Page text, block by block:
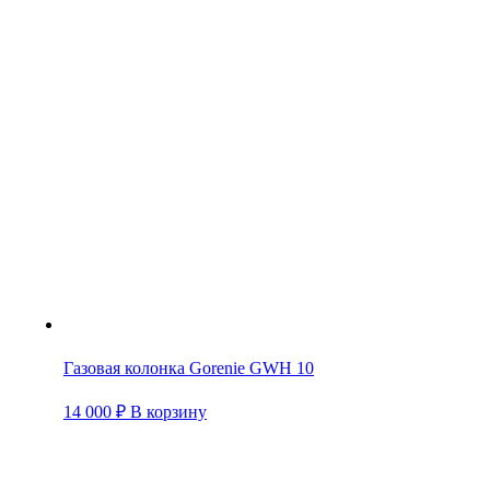
Газовая колонка Gorenie GWH 10
14 000 ₽ В корзину